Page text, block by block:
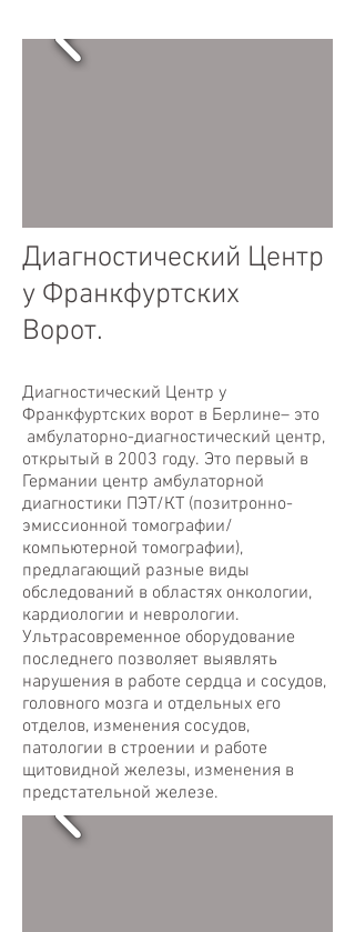
Диагностический Центр
у Франкфуртских
Ворот.
Диагностический Центр у
Франкфуртских ворот в Берлине– это
амбулаторно-диагностический центр,
открытый в 2003 году. Это первый в
Германии центр амбулаторной
диагностики ПЭТ/КТ (позитронно-
эмиссионной томографии/
компьютерной томографии),
предлагающий разные виды
обследований в областях онкологии,
кардиологии и неврологии.
Ультрасовременное оборудование
последнего позволяет выявлять
нарушения в работе сердца и сосудов,
головного мозга и отдельных его
отделов, изменения сосудов,
патологии в строении и работе
щитовидной железы, изменения в
предстательной железе.